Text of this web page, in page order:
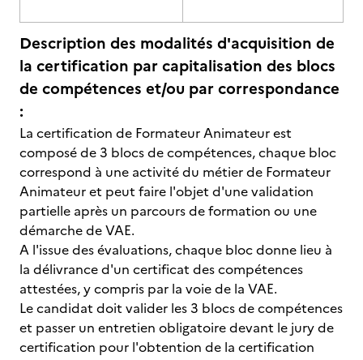
Description des modalités d'acquisition de
la certification par capitalisation des blocs
de compétences et/ou par correspondance
:
La certification de Formateur Animateur est
composé de 3 blocs de compétences, chaque bloc
correspond à une activité du métier de Formateur
Animateur et peut faire l'objet d'une validation
partielle après un parcours de formation ou une
démarche de VAE.
A l'issue des évaluations, chaque bloc donne lieu à
la délivrance d'un certificat des compétences
attestées, y compris par la voie de la VAE.
Le candidat doit valider les 3 blocs de compétences
et passer un entretien obligatoire devant le jury de
certification pour l'obtention de la certification